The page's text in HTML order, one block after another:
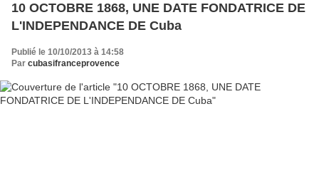
10 OCTOBRE 1868, UNE DATE FONDATRICE DE
L'INDEPENDANCE DE Cuba
Publié le 10/10/2013 à 14:58
Par cubasifranceprovence